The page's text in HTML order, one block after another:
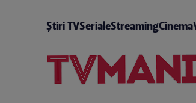
Știri TVSerialeStreamingCinema